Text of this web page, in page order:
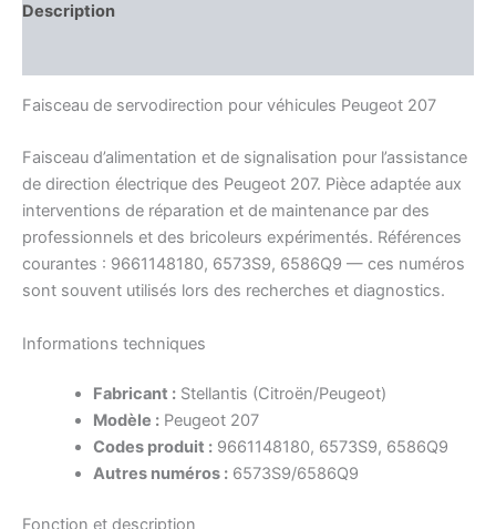
Description
Faisceau de servodirection pour véhicules Peugeot 207
Faisceau d’alimentation et de signalisation pour l’assistance
de direction électrique des Peugeot 207. Pièce adaptée aux
interventions de réparation et de maintenance par des
professionnels et des bricoleurs expérimentés. Références
courantes : 9661148180, 6573S9, 6586Q9 — ces numéros
sont souvent utilisés lors des recherches et diagnostics.
Informations techniques
Fabricant :Stellantis (Citroën/Peugeot)
Modèle :Peugeot 207
Codes produit :9661148180, 6573S9, 6586Q9
Autres numéros :6573S9/6586Q9
Fonction et description